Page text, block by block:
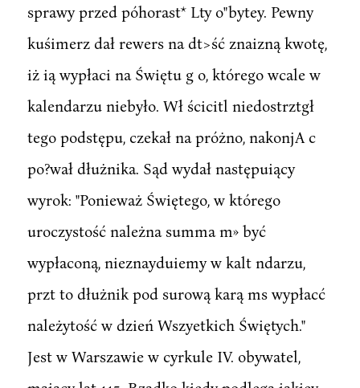
sprawy przed póhorast* Lty o"bytey. Pewny
kuśimerz dał rewers na dt>ść znaizną kwotę,
iż ią wypłaci na Świętu g o, którego wcale w
kalendarzu niebyło. Wł ścicitl niedostrztgł
tego podstępu, czekał na próżno, nakonjA c
po?wał dłużnika. Sąd wydał następuiący
wyrok: "Ponieważ Świętego, w którego
uroczystość należna summa m» być
wypłaconą, nieznayduiemy w kalt ndarzu,
przt to dłużnik pod surową karą ms wypłacć
należytość w dzień Wszyetkich Świętych."
Jest w Warszawie w cyrkule IV. obywatel,